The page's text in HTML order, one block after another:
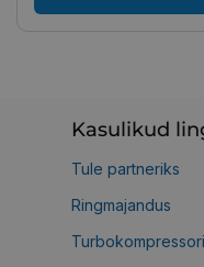
Kasulikud
Tule partneriks
Ringmajandus